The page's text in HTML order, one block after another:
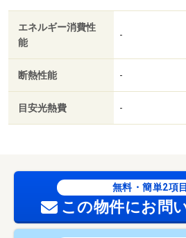
エネルギー消費性
能
-
断熱性能 -
目安光熱費 -
無料・簡単2項
この物件にお問